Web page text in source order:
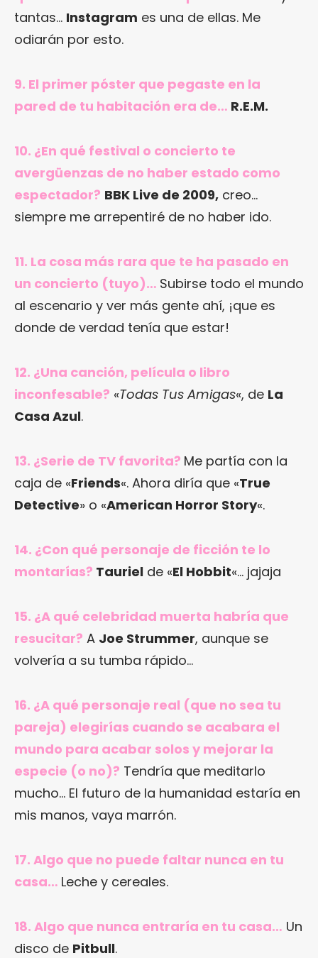
tantas… Instagram es una de ellas. Me
odiarán por esto.
9. El primer póster que pegaste en la
pared de tu habitación era de… R.E.M.
10. ¿En qué festival o concierto te
avergüenzas de no haber estado como
espectador? BBK Live de 2009, creo…
siempre me arrepentiré de no haber ido.
11. La cosa más rara que te ha pasado en
un concierto (tuyo)… Subirse todo el mundo
al escenario y ver más gente ahí, ¡que es
donde de verdad tenía que estar!
12. ¿Una canción, película o libro
inconfesable? «Todas Tus Amigas«, de La
Casa Azul.
13. ¿Serie de TV favorita? Me partía con la
caja de «Friends«. Ahora diría que «True
Detective» o «American Horror Story«.
14. ¿Con qué personaje de ficción te lo
montarías? Tauriel de «El Hobbit«… jajaja
15. ¿A qué celebridad muerta habría que
resucitar? A Joe Strummer, aunque se
volvería a su tumba rápido…
16. ¿A qué personaje real (que no sea tu
pareja) elegirías cuando se acabara el
mundo para acabar solos y mejorar la
especie (o no)? Tendría que meditarlo
mucho… El futuro de la humanidad estaría en
mis manos, vaya marrón.
17. Algo que no puede faltar nunca en tu
casa… Leche y cereales.
18. Algo que nunca entraría en tu casa… Un
disco de Pitbull.